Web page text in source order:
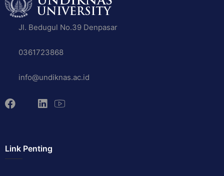
Jl. Bedugul No.39 Denpasar
0361723868
info@undiknas.ac.id
Link Penting